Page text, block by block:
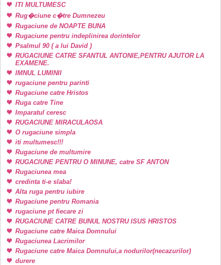
ITI MULTUMESC
Rug�ciune c�tre Dumnezeu
Rugaciune de NOAPTE BUNA
Rugaciune pentru indeplinirea dorintelor
Psalmul 90 ( a lui David )
RUGACIUNE CATRE SFANTUL ANTONIE,PENTRU AJUTOR LA
EXAMENE.
IMNUL LUMINII
rugaciune pentru parinti
Rugaciune catre Hristos
Ruga catre Tine
Imparatul ceresc
RUGACIUNE MIRACULAOSA
O rugaciune simpla
iti multumesc!!!
Rugaciune de multumire
RUGACIUNE PENTRU O MINUNE, catre SF ANTON
Rugaciunea mea
credinta ti-e slaba!
Alta ruga pentru iubire
Rugaciune pentru Romania
rugaciune pt fiecare zi
RUGACIUNE CATRE BUNUL NOSTRU ISUS HRISTOS
Rugaciune catre Maica Domnului
Rugaciunea Lacrimilor
Rugaciune catre Maica Domnului,a nodurilor(necazurilor)
durere